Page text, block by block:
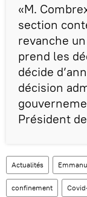
«M.
section
revanche
prend les
décide
décision
Président
Actualités
confinement